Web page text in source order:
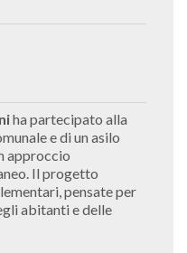
ha partecipato alla
e di un asilo
approccio
Il progetto
pensate per
abitanti e delle